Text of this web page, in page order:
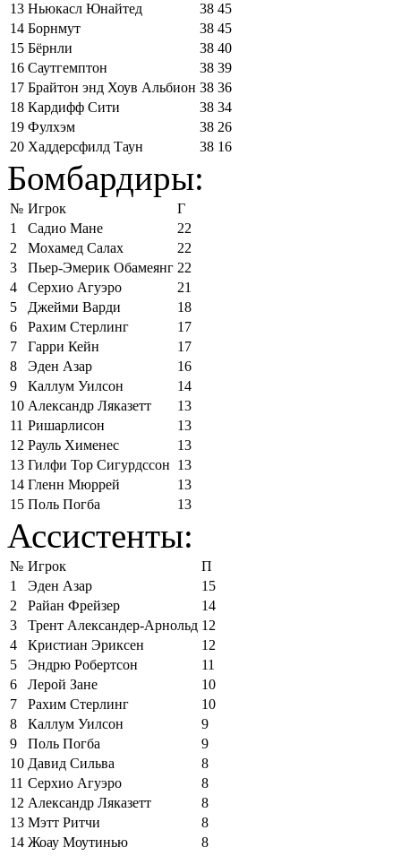
13 Ньюкасл Юнайтед 38 45
14 Борнмут 38 45
15 Бёрнли 38 40
16 Саутгемптон 38 39
17 Брайтон энд Хоув Альбион 38 36
18 Кардифф Сити 38 34
19 Фулхэм 38 26
20 Хаддерсфилд Таун 38 16
Бомбардиры:
№ Игрок
Г
1
Садио Мане
22
2
Мохамед Салах
22
3
Пьер-Эмерик Обамеянг 22
4
Серхио Агуэро
21
5
Джейми Варди
18
6
Рахим Стерлинг
17
7
Гарри Кейн
17
8
Эден Азар
16
9
Каллум Уилсон
14
10 Александр Ляказетт
13
11 Ришарлисон
13
12 Рауль Хименес
13
13 Гилфи Тор Сигурдссон 13
14 Гленн Мюррей
13
15 Поль Погба 13
Ассистенты:
№ Игрок
П
1
Эден Азар
15
2
Райан Фрейзер
14
3
Трент Александер-Арнольд 12
4
Кристиан Эриксен
12
5
Эндрю Робертсон
11
6
Лерой Зане
10
7
Рахим Стерлинг
10
8
Каллум Уилсон
9
9
Поль Погба
9
10 Давид Сильва
8
11 Серхио Агуэро
8
12 Александр Ляказетт
8
13 Мэтт Ритчи
8
14 Жоау Моутинью
8